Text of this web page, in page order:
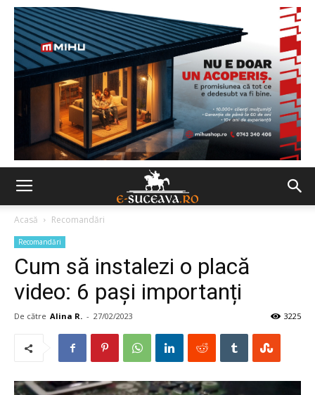
Acasă Recomandări
Recomandări
Cum să instalezi o placă
video: 6 pași importanți
De către Alina R. - 27/02/2023 3225